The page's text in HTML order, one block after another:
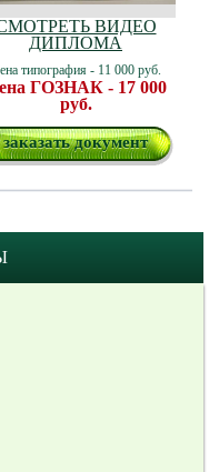
ВИДЕО
ДИПЛОМА
типография - 11 000 руб.
ГОЗНАК - 17 000
руб.
заказать документ